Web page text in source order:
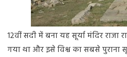
12वीं सदी में बना यह सूर्या मंदिर राजा
गया था और इसे विश्व का सबसे पुराना